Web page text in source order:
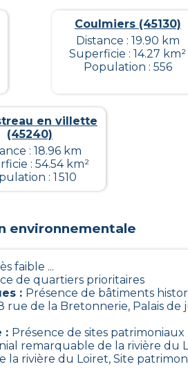
Coulmiers (45130)
Distance : 19.90 km
Superficie : 14.27 km²
Population : 556
en villette
(45240)
: 18.96 km
: 54.54 km²
: 1 510
environnementale
faible ...
de quartiers prioritaires
: Présence de bâtiments
rue de la Bretonnerie, Palais de
: Présence de sites patrimoniaux
remarquable de la rivière du
rivière du Loiret, Site